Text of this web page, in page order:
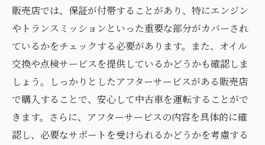
中古車の歴史と評価を調べるポイント
専門家の意見を活用した選び方
購入前に試乗レビューを参考にする
販売店では、保証が付帯することがあり、特にエンジン
やトランスミッションといった重要な部分がカバーされ
ているかをチェックする必要があります。また、オイル
交換や点検サービスを提供しているかどうかも確認しま
しょう。しっかりとしたアフターサービスがある販売店
で購入することで、安心して中古車を運転することがで
きます。さらに、アフターサービスの内容を具体的に確
認し、必要なサポートを受けられるかどうかを考慮する